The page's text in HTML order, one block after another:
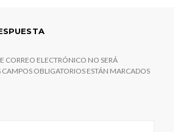
CORREO ELECTRÓNICO NO SERÁ
CAMPOS OBLIGATORIOS ESTÁN MARCADOS